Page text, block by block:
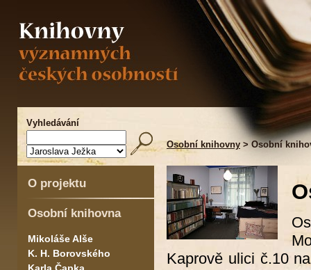
Vyhledávání
Osobní knihovny > Osobní
O projektu
Osobní knihovna
Mikoláše Alše
K. H. Borovského
Kaprově ulici č.10